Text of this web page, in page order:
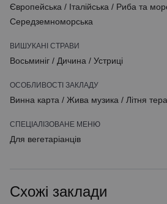
Європейська / Італійська / Риба та
Середземноморська
ВИШУКАНІ СТРАВИ
Восьминіг / Дичина / Устриці
ОСОБЛИВОСТІ ЗАКЛАДУ
Винна карта / Жива музика / Літня
СПЕЦІАЛІЗОВАНЕ МЕНЮ
Для вегетаріанців
Схожі заклади